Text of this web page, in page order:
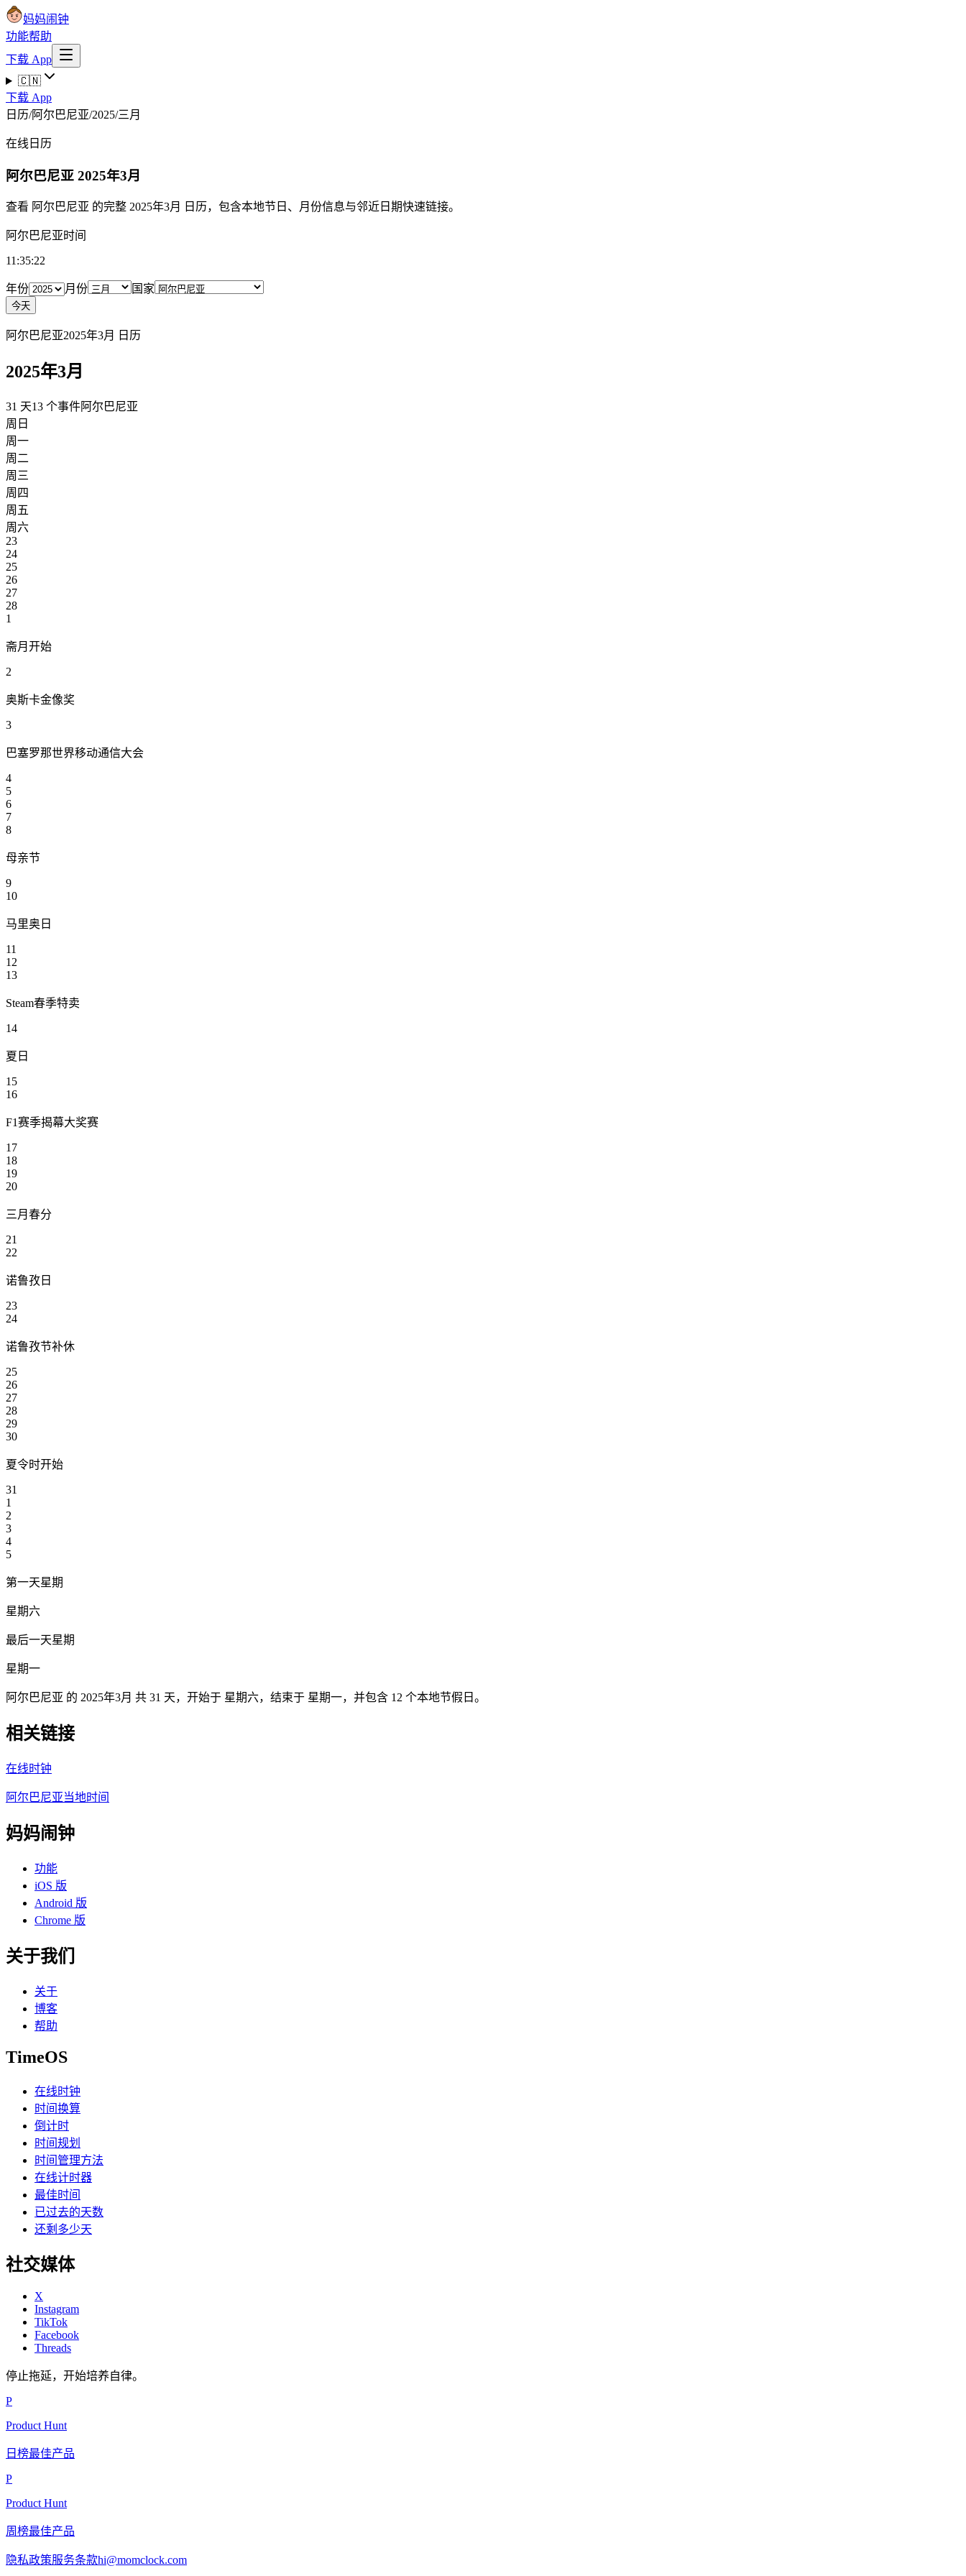
妈妈闹钟
功能帮助
下载 App
🇨🇳
下载 App
日历/阿尔巴尼亚/2025/三月
在线日历
阿尔巴尼亚 2025年3月
查看 阿尔巴尼亚 的完整 2025年3月 日历，包含本地节日、月份信息与邻近日期快速链接。
阿尔巴尼亚时间
11:35:23
年份 月份 国家
今天
阿尔巴尼亚2025年3月 日历
2025年3月
31 天13 个事件阿尔巴尼亚
周日
周一
周二
周三
周四
周五
周六
23
24
25
26
27
28
1
斋月开始
2
奥斯卡金像奖
3
巴塞罗那世界移动通信大会
4
5
6
7
8
母亲节
9
10
马里奥日
11
12
13
Steam春季特卖
14
夏日
15
16
F1赛季揭幕大奖赛
17
18
19
20
三月春分
21
22
诺鲁孜日
23
24
诺鲁孜节补休
25
26
27
28
29
30
夏令时开始
31
1
2
3
4
5
第一天星期
星期六
最后一天星期
星期一
阿尔巴尼亚 的 2025年3月 共 31 天，开始于 星期六，结束于 星期一，并包含 12 个本地节假日。
相关链接
在线时钟
阿尔巴尼亚当地时间
妈妈闹钟
功能
iOS 版
Android 版
Chrome 版
关于我们
关于
博客
帮助
TimeOS
在线时钟
时间换算
倒计时
时间规划
时间管理方法
在线计时器
最佳时间
已过去的天数
还剩多少天
社交媒体
X
Instagram
TikTok
Facebook
Threads
停止拖延，开始培养自律。
P
Product Hunt
日榜最佳产品
P
Product Hunt
周榜最佳产品
隐私政策服务条款hi@momclock.com